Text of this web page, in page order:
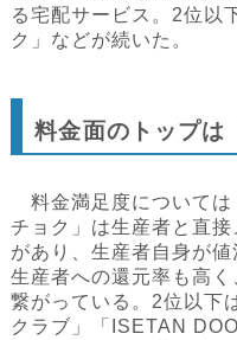
る宅配サービス。2位以
ク」などが続いた。
料金面のトップは
料金満足度については
チョク」は生産者と直
があり、生産者自身が値
生産者への還元率も高
繋がっている。2位以下
クラブ」「ISETAN